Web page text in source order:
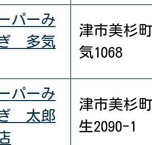
パーみ
多気
津市美杉
気1068
パーみ
太郎
津市美杉
生2090-1